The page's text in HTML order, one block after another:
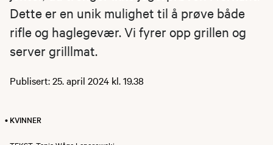
Dette er en unik mulighet til å prøve både
rifle og haglegevær. Vi fyrer opp grillen og
server grilllmat.
Publisert: 25. april 2024 kl. 19.38
• KVINNER